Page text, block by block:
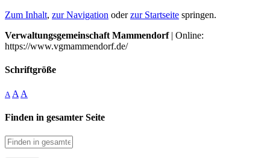
Zum Inhalt, zur Navigation oderzur Startseite springen.
Verwaltungsgemeinschaft Mammendorf| Online:
https://www.vgmammendorf.de/
Schriftgröße
A A A
Finden in gesamter Seite